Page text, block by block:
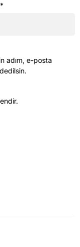
*
adım, e-posta